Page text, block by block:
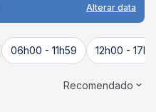
Alterar data
06h00 - 11h59 12h00 -
Recomendado